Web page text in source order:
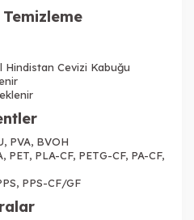
Cevizi Kabuğu
PVA, BVOH
PET, PLA-CF, PETG-CF, PA-CF,
PPS-CF/GF